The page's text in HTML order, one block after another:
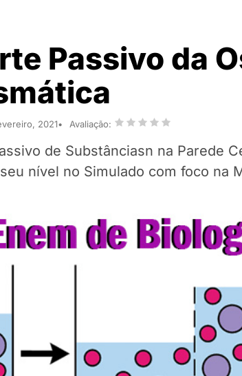
Passivo da
2021 Avaliação:
de Substânciasn na Parede
nível no Simulado com foco na